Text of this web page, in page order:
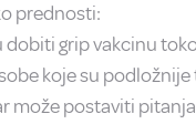
prednosti:
grip vakcinu
koje su
može postaviti